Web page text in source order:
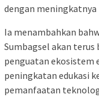
dengan meningkatnya
Ia menambahkan
Sumbagsel akan
penguatan ekosistem
peningkatan edukasi
pemanfaatan